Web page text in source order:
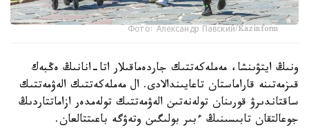
Фото: Александр Павский/Kazinform
ونىڭ ايتۋىنشا، مەملەكەتتىك جاردەماقىلار اتا-انانىڭ ەڭبەك
قىزمەتىنە قاراماستان تاعايىندالادى. ال مەملەكەتتىك الەۋمەتتىك
ساقتاندىرۋ قورىنان تولەنەتىن الەۋمەتتىك تولەمدەر ازاماتتاردىڭ
جوعالتقان تابىسىنىڭ ءبىر بولىگىن وتەۋگە باعىتتالعان.